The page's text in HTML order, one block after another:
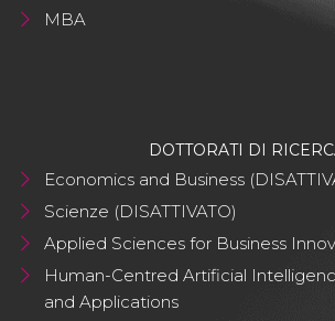
MBA
DOTTORATI DI
Economics and Business
Scienze (DISATTIVATO)
Applied Sciences for Business
Human-Centred Artificial
and Applications